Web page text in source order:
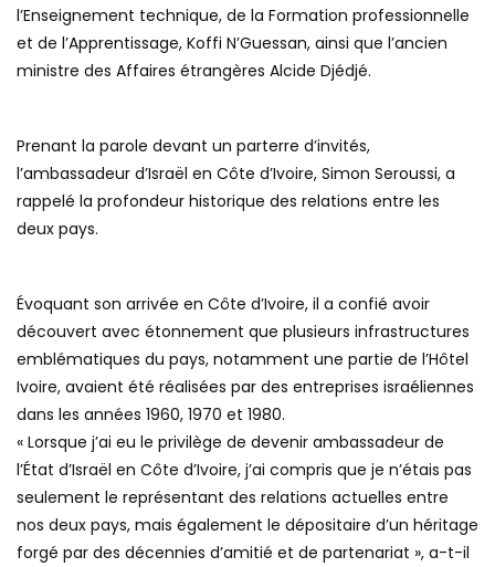
l’Enseignement technique, de la Formation professionnelle
et de l’Apprentissage, Koffi N’Guessan, ainsi que l’ancien
ministre des Affaires étrangères Alcide Djédjé.
Prenant la parole devant un parterre d’invités,
l’ambassadeur d’Israël en Côte d’Ivoire, Simon Seroussi, a
rappelé la profondeur historique des relations entre les
deux pays.
Évoquant son arrivée en Côte d’Ivoire, il a confié avoir
découvert avec étonnement que plusieurs infrastructures
emblématiques du pays, notamment une partie de l’Hôtel
Ivoire, avaient été réalisées par des entreprises israéliennes
dans les années 1960, 1970 et 1980.
« Lorsque j’ai eu le privilège de devenir ambassadeur de
l’État d’Israël en Côte d’Ivoire, j’ai compris que je n’étais pas
seulement le représentant des relations actuelles entre
nos deux pays, mais également le dépositaire d’un héritage
forgé par des décennies d’amitié et de partenariat », a-t-il